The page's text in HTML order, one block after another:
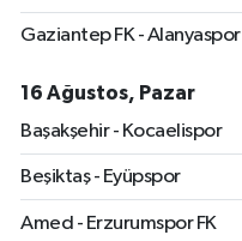
Gaziantep FK - Alanyaspor
16 Ağustos, Pazar
Başakşehir - Kocaelispor
Beşiktaş - Eyüpspor
Amed - Erzurumspor FK